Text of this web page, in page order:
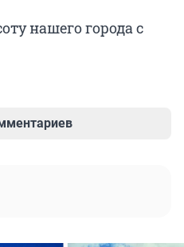
нашего города с